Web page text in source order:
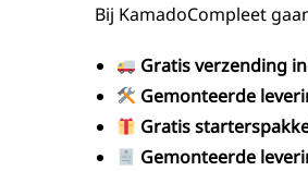
Bij KamadoCompleet
Gratis verzending
Gemonteerde
Gratis
Gemonteerde